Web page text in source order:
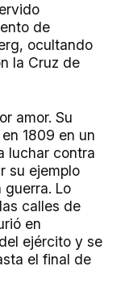
de
ocultando
la Cruz de
amor. Su
1809 en un
luchar contra
su ejemplo
guerra. Lo
calles de
en
ejército y se
el final de